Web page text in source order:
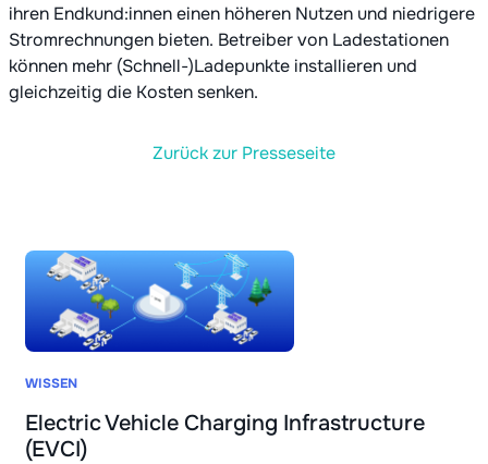
ihren Endkund:innen einen höheren Nutzen und niedrigere
Stromrechnungen bieten. Betreiber von Ladestationen
können mehr (Schnell-)Ladepunkte installieren und
gleichzeitig die Kosten senken.
Zurück zur Presseseite
WISSEN
Electric Vehicle Charging Infrastructure
(EVCI)